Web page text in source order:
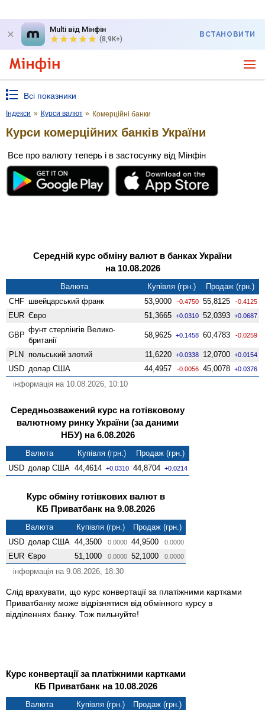
Multi від Мінфін
(8,9K+)
ВСТАНОВИТИ
Всі показники
Індекси » Курси валют » Комерційні банки
Курси комерційних банків України
Все про валюту теперь і в застосунку від Мінфін
Середній курс обміну валют в банках України
на 10.08.2026
Валюта Купівля (грн.)
Продаж (грн.)
CHF швейцарський франк 53,9000 -0.4750 55,8125 -0.4125
EUR Євро 51,3665 +0.0310 52,0393 +0.0687
GBP
фунт стерлінгів Велико­
британії
58,9625 +0.1458 60,4783 -0.0259
PLN польський злотий 11,6220 +0.0338 12,0700 +0.0154
USD долар США 44,4957 -0.0056 45,0078 +0.0376
інформація на 10.08.2026, 10:10
Середньозважений курс на готівковому
валютному ринку України (за даними
НБУ) на 6.08.2026
Валюта Купівля (грн.)
Продаж (грн.)
USD долар США 44,4614 +0.0310 44,8704 +0.0214
Курс обміну готівкових валют в
КБ Приватбанк на 9.08.2026
Валюта Купівля (грн.)
Продаж (грн.)
USD долар США 44,3500 0.0000 44,9500 0.0000
EUR Євро 51,1000 0.0000 52,1000 0.0000
інформація на 9.08.2026, 18:30
Слід врахувати, що курс конвертації за платіжними картками
Приватбанку може відрізнятися від обмінного курсу в
відділеннях банку. Тож пильнуйте!
Курс конвертації за платіжними картками
КБ Приватбанк на 10.08.2026
Валюта Купівля (грн.)
Продаж (грн.)